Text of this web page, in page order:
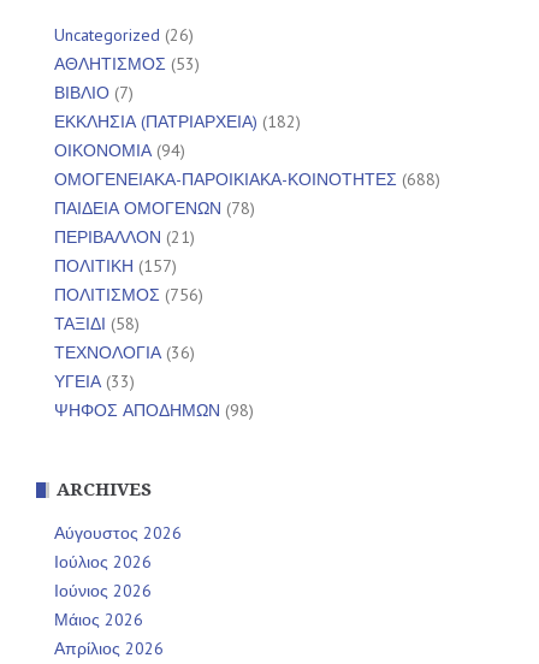
Uncategorized (26)
ΑΘΛΗΤΙΣΜΟΣ (53)
ΒΙΒΛΙΟ (7)
ΕΚΚΛΗΣΙΑ (ΠΑΤΡΙΑΡΧΕΙΑ) (182)
ΟΙΚΟΝΟΜΙΑ(94)
ΟΜΟΓΕΝΕΙΑΚΑ-ΠΑΡΟΙΚΙΑΚΑ-ΚΟΙΝΟΤΗΤΕΣ (688)
ΠΑΙΔΕΙΑ ΟΜΟΓΕΝΩΝ (78)
ΠΕΡΙΒΑΛΛΟΝ (21)
ΠΟΛΙΤΙΚΗ (157)
ΠΟΛΙΤΙΣΜΟΣ (756)
ΤΑΞΙΔΙ (58)
ΤΕΧΝΟΛΟΓΙΑ(36)
ΥΓΕΙΑ(33)
ΨΗΦΟΣ ΑΠΟΔΗΜΩΝ (98)
ARCHIVES
Αύγουστος 2026
Ιούλιος 2026
Ιούνιος 2026
Μάιος 2026
Απρίλιος 2026